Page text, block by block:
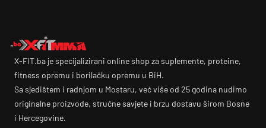
X-FIT.ba je specijalizirani online shop za suplemente, proteine,
fitness opremu i borilačku opremu u BiH.
Sa sjedištem i radnjom u Mostaru, već više od 25 godina nudimo
originalne proizvode, stručne savjete i brzu dostavu širom Bosne
i Hercegovine.